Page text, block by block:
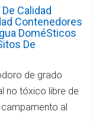
Calidad
Contenedores
DoméSticos
De
de grado
no tóxico libre de
campamento al